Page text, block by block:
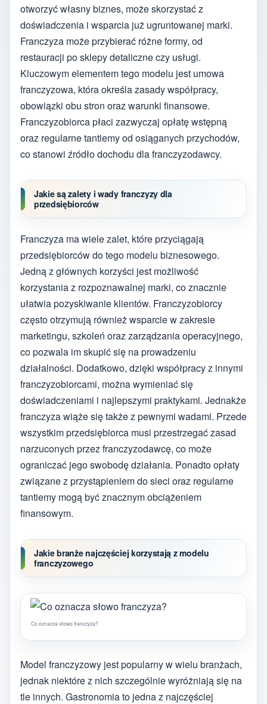
otworzyć własny biznes, może skorzystać z
doświadczenia i wsparcia już ugruntowanej marki.
Franczyza może przybierać różne formy, od
restauracji po sklepy detaliczne czy usługi.
Kluczowym elementem tego modelu jest umowa
franczyzowa, która określa zasady współpracy,
obowiązki obu stron oraz warunki finansowe.
Franczyzobiorca płaci zazwyczaj opłatę wstępną
oraz regularne tantiemy od osiąganych przychodów,
co stanowi źródło dochodu dla franczyzodawcy.
Jakie są zalety i wady franczyzy dla
przedsiębiorców
Franczyza ma wiele zalet, które przyciągają
przedsiębiorców do tego modelu biznesowego.
Jedną z głównych korzyści jest możliwość
korzystania z rozpoznawalnej marki, co znacznie
ułatwia pozyskiwanie klientów. Franczyzobiorcy
często otrzymują również wsparcie w zakresie
marketingu, szkoleń oraz zarządzania operacyjnego,
co pozwala im skupić się na prowadzeniu
działalności. Dodatkowo, dzięki współpracy z innymi
franczyzobiorcami, można wymieniać się
doświadczeniami i najlepszymi praktykami. Jednakże
franczyza wiąże się także z pewnymi wadami. Przede
wszystkim przedsiębiorca musi przestrzegać zasad
narzuconych przez franczyzodawcę, co może
ograniczać jego swobodę działania. Ponadto opłaty
związane z przystąpieniem do sieci oraz regularne
tantiemy mogą być znacznym obciążeniem
finansowym.
Jakie branże najczęściej korzystają z modelu
franczyzowego
Co oznacza słowo franczyza?
Model franczyzowy jest popularny w wielu branżach,
jednak niektóre z nich szczególnie wyróżniają się na
tle innych. Gastronomia to jedna z najczęściej